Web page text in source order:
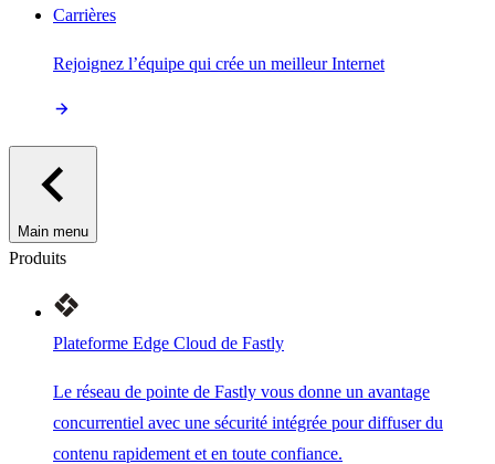
Carrières
Rejoignez l’équipe qui crée un meilleur Internet
Main menu
Produits
Plateforme Edge Cloud de Fastly
Le réseau de pointe de Fastly vous donne un avantage
concurrentiel avec une sécurité intégrée pour diffuser du
contenu rapidement et en toute confiance.